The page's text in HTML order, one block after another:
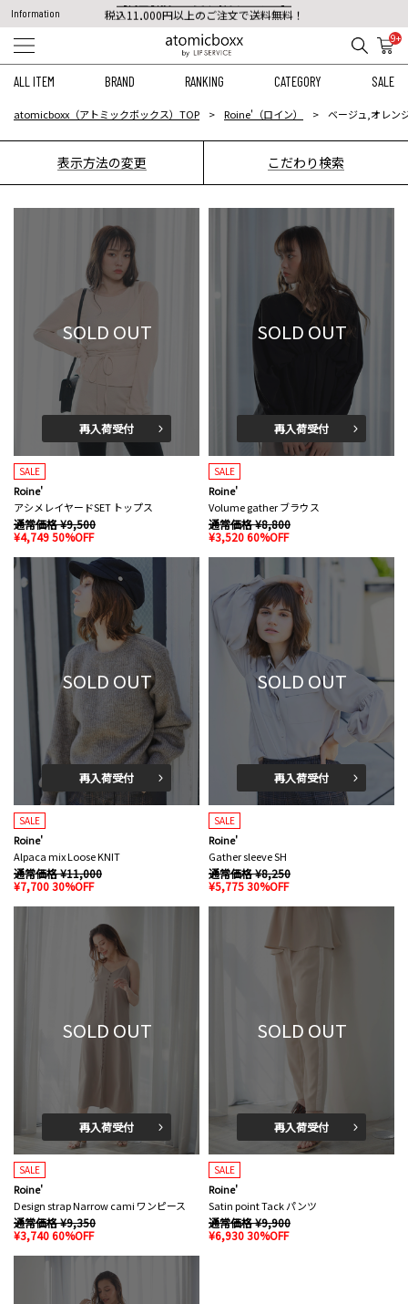
Information
税込11,000円以上のご注文で送料無料！
【重要】予約商品のお支払い方法（代金引換）変更に関するお知らせ
9+
ALL ITEM BRAND RANKING CATEGORY SALE
atomicboxx（アトミックボックス）TOP Roine'（ロイン） ベージュ,オレン
表示方法の変更 こだわり検索
SOLD OUT
再入荷受付
SALE
Roine'
アシメレイヤードSET トップス
通常価格 ¥9,500
¥4,749 50%OFF
SOLD OUT
再入荷受付
SALE
Roine'
Volume gather ブラウス
通常価格 ¥8,800
¥3,520 60%OFF
SOLD OUT
再入荷受付
SALE
Roine'
Alpaca mix Loose KNIT
通常価格 ¥11,000
¥7,700 30%OFF
SOLD OUT
再入荷受付
SALE
Roine'
Gather sleeve SH
通常価格 ¥8,250
¥5,775 30%OFF
SOLD OUT
再入荷受付
SALE
Roine'
Design strap Narrow cami ワンピース
通常価格 ¥9,350
¥3,740 60%OFF
SOLD OUT
再入荷受付
SALE
Roine'
Satin point Tack パンツ
通常価格 ¥9,900
¥6,930 30%OFF